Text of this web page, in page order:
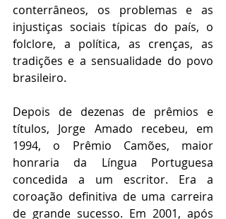
conterrâneos, os problemas e as
injustiças sociais típicas do país, o
folclore, a política, as crenças, as
tradições e a sensualidade do povo
brasileiro.
Depois de dezenas de prêmios e
títulos, Jorge Amado recebeu, em
1994, o Prêmio Camões, maior
honraria da Língua Portuguesa
concedida a um escritor. Era a
coroação definitiva de uma carreira
de grande sucesso. Em 2001, após